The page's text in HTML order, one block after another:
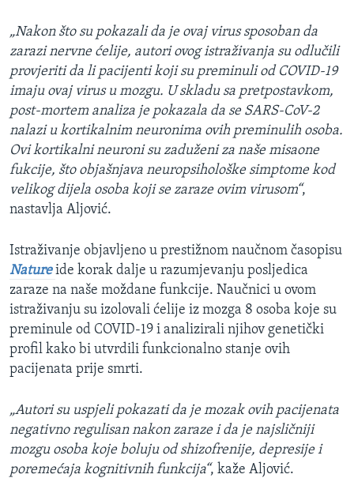
„Nakon što su pokazali da je ovaj virus sposoban da
zarazi nervne ćelije, autori ovog istraživanja su odlučili
provjeriti da li pacijenti koji su preminuli od COVID-19
imaju ovaj virus u mozgu. U skladu sa pretpostavkom,
post-mortem analiza je pokazala da se SARS-CoV-2
nalazi u kortikalnim neuronima ovih preminulih osoba.
Ovi kortikalni neuroni su zaduženi za naše misaone
fukcije, što objašnjava neuropsihološke simptome kod
velikog dijela osoba koji se zaraze ovim virusom“,
nastavlja Aljović.
Istraživanje objavljeno u prestižnom naučnom časopisu
Nature ide korak dalje u razumjevanju posljedica
zaraze na naše moždane funkcije. Naučnici u ovom
istraživanju su izolovali ćelije iz mozga 8 osoba koje su
preminule od COVID-19 i analizirali njihov genetički
profil kako bi utvrdili funkcionalno stanje ovih
pacijenata prije smrti.
„Autori su uspjeli pokazati da je mozak ovih pacijenata
negativno regulisan nakon zaraze i da je najsličniji
mozgu osoba koje boluju od shizofrenije, depresije i
poremećaja kognitivnih funkcija“, kaže Aljović.